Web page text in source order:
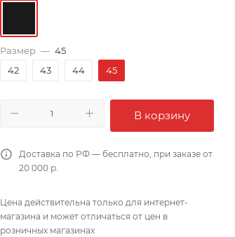
Размер — 45
42
43 44 45
В корзину
Доставка по РФ — бесплатно, при заказе от
20 000 р.
Цена действительна только для интернет-
магазина и может отличаться от цен в
розничных магазинах